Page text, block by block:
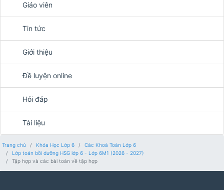
Giáo viên
Tin tức
Giới thiệu
Đề luyện online
Hỏi đáp
Tài liệu
Trang chủ Khóa Học Lớp 6
Các Khoá Toán Lớp 6
Lớp toán bồi dưỡng HSG lớp 6 - Lớp 6M1 (2026 - 2027)
Tập hợp và các bài toán về tập hợp